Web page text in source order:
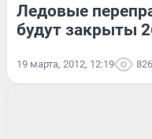
Ледовые
будут закрыты
19 марта, 2012, 12:19 826